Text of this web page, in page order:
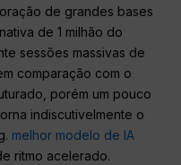
de grandes bases
de 1 milhão do
sessões massivas de
comparação com o
porém um pouco
indiscutivelmente o
melhor modelo de IA
ritmo acelerado.